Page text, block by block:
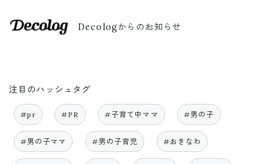
Decologからのお知らせ
注目のハッシュタグ
#pr #PR #子育て中ママ #男の子
#男の子ママ #男の子育児 #おきなわ